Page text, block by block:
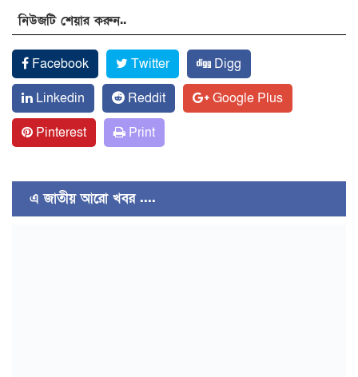
নিউজটি শেয়ার করুন..
Facebook Twitter
Digg
Linkedin
Reddit
Google Plus
Pinterest
Print
এ জাতীয় আরো খবর ....